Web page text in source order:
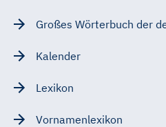
Großes Wörterbuch der
Kalender
Lexikon
Vornamenlexikon